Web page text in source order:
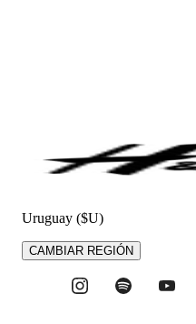
Uruguay ($U)
CAMBIAR REGIÓN